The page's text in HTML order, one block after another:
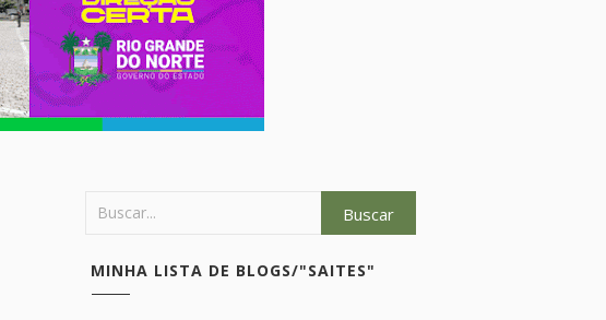
MINHA LISTA DE BLOGS/"SAITES"